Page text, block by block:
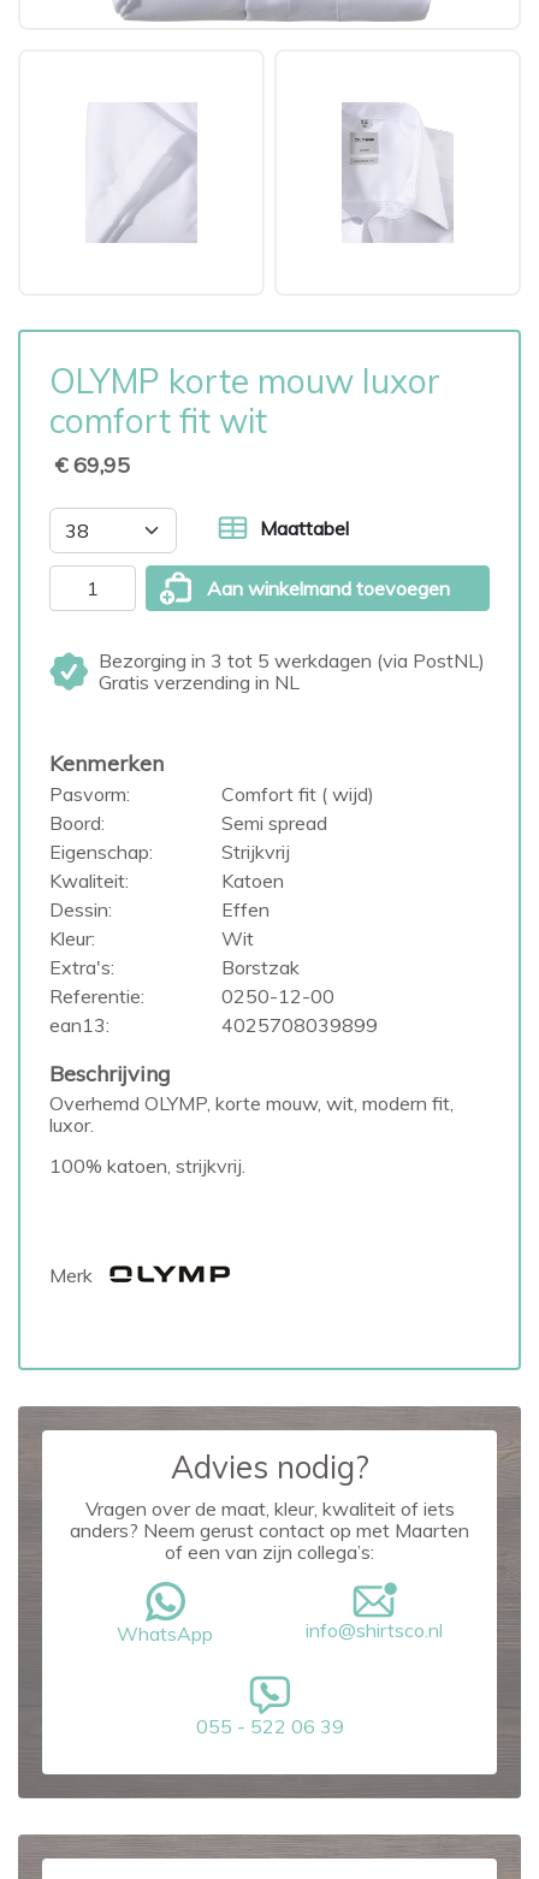
OLYMP korte mouw luxor
comfort fit wit
€ 69,95
Maattabel
Aan winkelmand toevoegen
Bezorging in 3 tot 5 werkdagen (via PostNL)
Gratis verzending in NL
Kenmerken
Pasvorm:
Comfort fit ( wijd)
Boord:
Semi spread
Eigenschap:
Strijkvrij
Kwaliteit:
Katoen
Dessin:
Effen
Kleur:
Wit
Extra's:
Borstzak
Referentie:
0250-12-00
ean13:
4025708039899
Beschrijving
Overhemd OLYMP, korte mouw, wit, modern fit,
luxor.
100% katoen, strijkvrij.
Merk
Advies nodig?
Vragen over de maat, kleur, kwaliteit of iets
anders? Neem gerust contact op met Maarten
of een van zijn collega’s:
WhatsApp info@shirtsco.nl
055 - 522 06 39